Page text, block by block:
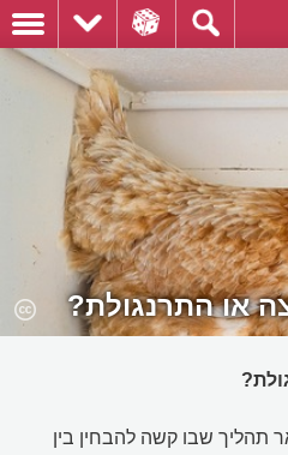
או התרנגולת?
תהליך שבו קשה להבחין בין